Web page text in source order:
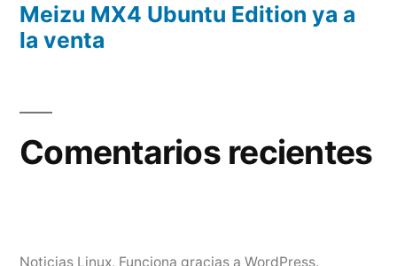
Meizu MX4 Ubuntu Edition ya a
la venta
Comentarios recientes
Noticias Linux, Funciona gracias a WordPress.